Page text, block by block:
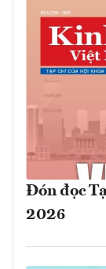
Đón đọc
2026